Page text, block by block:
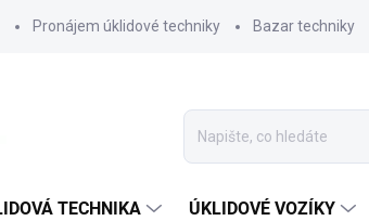
Pronájem úklidové techniky Bazar techniky
TECHNIKA ÚKLIDOVÉ VOZÍKY